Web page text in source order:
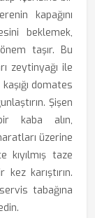
kapağını
beklemek,
taşır. Bu
zeytinyağı ile
domates
Şişen
kaba alın,
üzerine
taze
karıştırın.
tabağına